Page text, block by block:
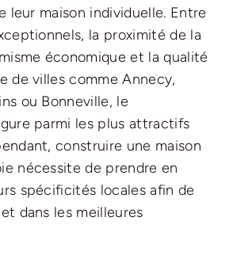
leur maison individuelle. Entre
la proximité de la
économique et la qualité
de villes comme Annecy,
ou Bonneville, le
parmi les plus attractifs
construire une maison
nécessite de prendre en
spécificités locales afin de
dans les meilleures